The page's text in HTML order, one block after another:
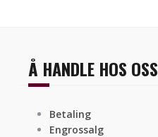
Å HANDLE HOS OSS
Betaling
Engrossalg